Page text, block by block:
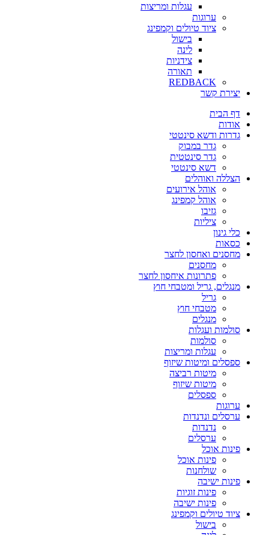
עגלות ומריצות
ערוגות
ציוד טיולים וקמפינג
בישול
לינה
צידניות
תאורה
REDBACK
יצירת קשר
דף הבית
אודות
גדרות ודשא סינטטי
גדר במבוק
גדר סינטטית
דשא סינטטי
הצללה ואוהלים
אוהל אירועים
אוהל קמפינג
גזיבו
ציליות
כלי גינון
כסאות
מחסנים ואחסון לחצר
מחסנים
פתרונות איחסון לחצר
מנגלים, גריל ומטבחי חוץ
גריל
מטבחי חוץ
מנגלים
סולמות ועגלות
סולמות
עגלות ומריצות
ספסלים ומיטות שיזוף
מיטות רביצה
מיטות שיזוף
ספסלים
ערוגות
ערסלים ונדנדות
נדנדות
ערסלים
פינות אוכל
פינות אוכל
שולחנות
פינות ישיבה
פינות זוגיות
פינות ישיבה
ציוד טיולים וקמפינג
בישול